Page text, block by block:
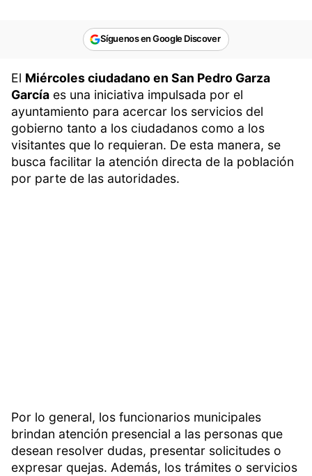
Síguenos en Google Discover
El Miércoles ciudadano en San Pedro Garza
García es una iniciativa impulsada por el
ayuntamiento para acercar los servicios del
gobierno tanto a los ciudadanos como a los
visitantes que lo requieran. De esta manera, se
busca facilitar la atención directa de la población
por parte de las autoridades.
Por lo general, los funcionarios municipales
brindan atención presencial a las personas que
desean resolver dudas, presentar solicitudes o
expresar quejas. Además, los trámites o servicios